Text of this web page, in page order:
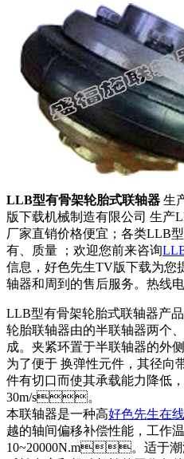
LLB型有骨架轮胎式联轴器 生
版下载机械制造有限公司 生产
厂家直销价格便宜；各类LLB
有、质量 ；欢迎您前来咨询
信息，好色先生TV版下载为
轴器和周到的售后服务。热线电
LLB型有骨架轮胎式联轴器产品特
轮胎联轴器由的半联轴器两个、
成。夹紧环置于半联轴器的外侧
为了便于 换弹性元件，其径向
件有切口而使其承载能力降低
30m/s。
本联轴器是一种高好色先生在
越的轴间偏移补偿性能，工作
10~20000N.m。适于潮湿、